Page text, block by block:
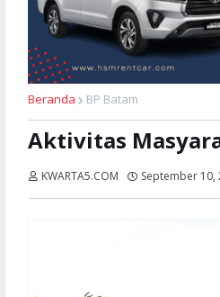
Beranda BP Batam
Aktivitas
KWARTA5.COM September 10,